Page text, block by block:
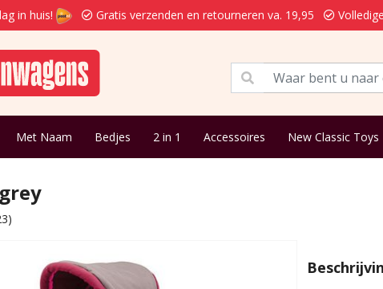
in huis! Gratis verzenden en retourneren va. 19,95
Met Naam Bedjes 2 in 1 Accessoires New Classic Toys